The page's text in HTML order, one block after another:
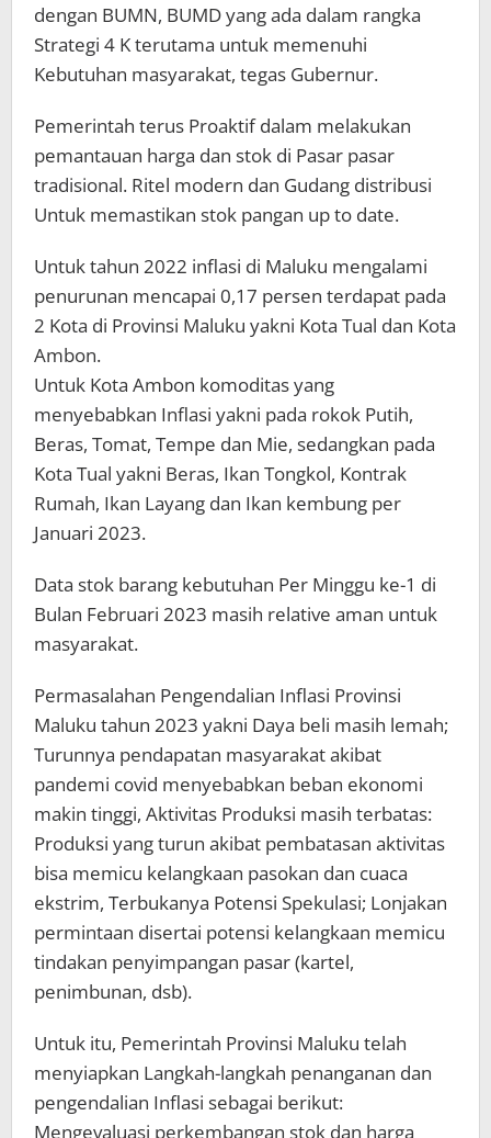
dengan BUMN, BUMD yang ada dalam rangka
Strategi 4 K terutama untuk memenuhi
Kebutuhan masyarakat, tegas Gubernur.
Pemerintah terus Proaktif dalam melakukan
pemantauan harga dan stok di Pasar pasar
tradisional. Ritel modern dan Gudang distribusi
Untuk memastikan stok pangan up to date.
Untuk tahun 2022 inflasi di Maluku mengalami
penurunan mencapai 0,17 persen terdapat pada
2 Kota di Provinsi Maluku yakni Kota Tual dan Kota
Ambon.
Untuk Kota Ambon komoditas yang
menyebabkan Inflasi yakni pada rokok Putih,
Beras, Tomat, Tempe dan Mie, sedangkan pada
Kota Tual yakni Beras, Ikan Tongkol, Kontrak
Rumah, Ikan Layang dan Ikan kembung per
Januari 2023.
Data stok barang kebutuhan Per Minggu ke-1 di
Bulan Februari 2023 masih relative aman untuk
masyarakat.
Permasalahan Pengendalian Inflasi Provinsi
Maluku tahun 2023 yakni Daya beli masih lemah;
Turunnya pendapatan masyarakat akibat
pandemi covid menyebabkan beban ekonomi
makin tinggi, Aktivitas Produksi masih terbatas:
Produksi yang turun akibat pembatasan aktivitas
bisa memicu kelangkaan pasokan dan cuaca
ekstrim, Terbukanya Potensi Spekulasi; Lonjakan
permintaan disertai potensi kelangkaan memicu
tindakan penyimpangan pasar (kartel,
penimbunan, dsb).
Untuk itu, Pemerintah Provinsi Maluku telah
menyiapkan Langkah-langkah penanganan dan
pengendalian Inflasi sebagai berikut:
Mengevaluasi perkembangan stok dan harga